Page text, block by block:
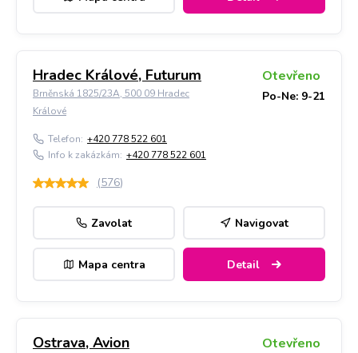
Hradec Králové, Futurum
Brněnská 1825/23A, 500 09 Hradec
Králové
Otevřeno
Po-Ne: 9-21
Telefon: +420 778 522 601
Info k zakázkám: +420 778 522 601
(576)
Zavolat Navigovat
Mapa centra Detail
Ostrava, Avion Otevřeno